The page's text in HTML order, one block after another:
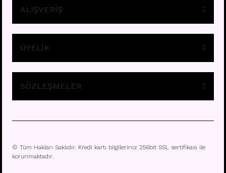
ALIŞVERİŞ
ÜYELİK
SÖZLEŞMELER
© Tüm Hakları Saklıdır. Kredi kartı bilgileriniz 256bit SSL sertifikası ile
korunmaktadır.